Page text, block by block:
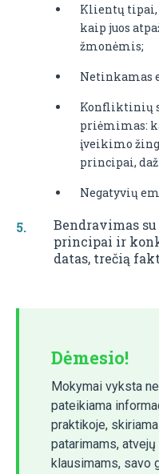
Klientų tipai,
kaip juos
žmonėmis;
Netinkamas
Konfliktinių
priėmimas:
įveikimo
principai,
Negatyvių
Bendravimas
principai ir
datas, trečią
Dėmesio!
Mokymai vyksta
pateikiama
praktikoje,
patarimams,
klausimams, savo